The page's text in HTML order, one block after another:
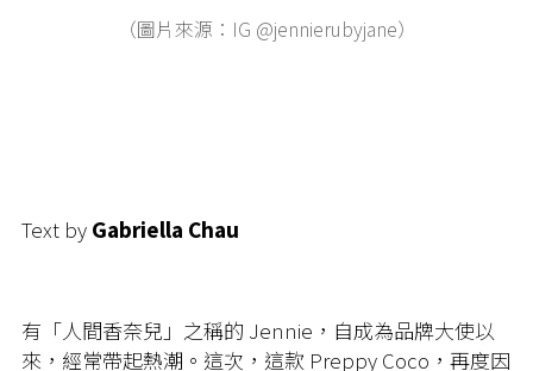
（圖片來源：IG @jennierubyjane）
Text by Gabriella Chau
有「人間香奈兒」之稱的 Jennie ，自成為品牌大使以
來，經常帶起熱潮。這次，這款 Preppy Coco，再度因